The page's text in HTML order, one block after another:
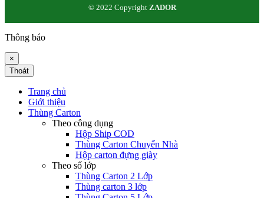
© 2022 Copyright ZADOR
Thông báo
×
Thoát
Trang chủ
Giới thiệu
Thùng Carton
Theo công dụng
Hộp Ship COD
Thùng Carton Chuyển Nhà
Hộp carton đựng giày
Theo số lớp
Thùng Carton 2 Lớp
Thùng carton 3 lớp